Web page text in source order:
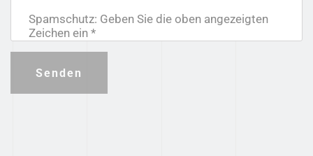
Spamschutz: Geben Sie die oben angezeigten
Zeichen ein *
Senden